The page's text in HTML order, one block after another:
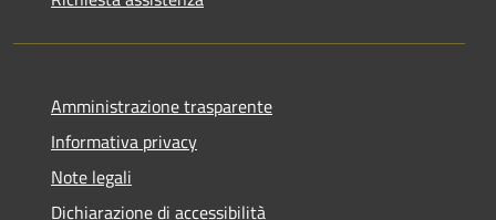
Amministrazione trasparente
Informativa privacy
Note legali
Dichiarazione di accessibilità